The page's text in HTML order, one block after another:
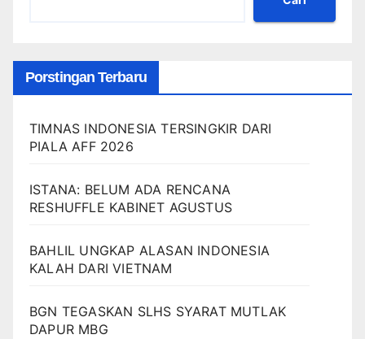
Porstingan Terbaru
TIMNAS INDONESIA TERSINGKIR DARI
PIALA AFF 2026
ISTANA: BELUM ADA RENCANA
RESHUFFLE KABINET AGUSTUS
BAHLIL UNGKAP ALASAN INDONESIA
KALAH DARI VIETNAM
BGN TEGASKAN SLHS SYARAT MUTLAK
DAPUR MBG